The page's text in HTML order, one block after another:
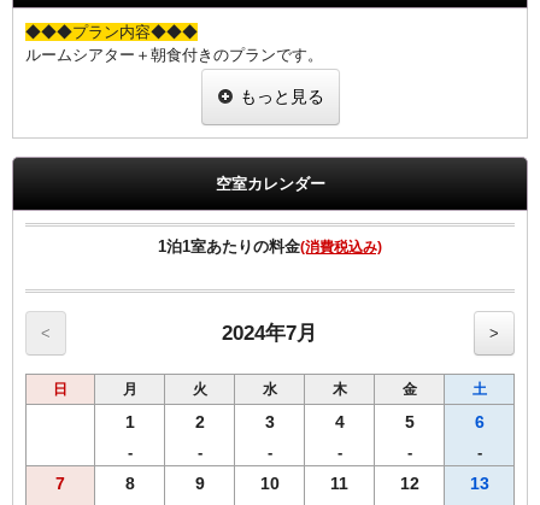
◆◆◆プラン内容◆◆◆
ルームシアター＋朝食付きのプランです。
◎見たい時に視聴ができる！
◎早送り・巻き戻し可能！
※領収書にはルームシアター(VOD)の明細は載らず、ご宿泊代のみの
◆◆◆朝食のご案内◆◆◆
≪朝食メニュー≫2024年5月8日よりリニューアル
・自慢の焼きたてパン
・挽きたて香り豊かなコーヒー
・果汁１００％オレンジジュース/野菜ジュース
・味付半熟ゆで玉子
・北海道で育ったゴロゴロ野菜カレー
もっと見る
空室カレンダー
1泊1室あたりの料金(消費税込み)
< 2024年7月 >
日 月 火 水 木 金 土
1
-
2
-
3
-
4
-
5
-
6
-
7 8 9 10 11 12 13